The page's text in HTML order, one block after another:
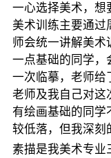
一心选择美术，想
美术训练主要通过
师会统一讲解美术
一点基础的同学，
一次临摹，老师给
老师及我自己对这
有绘画基础的同学
较低落，但我深刻
素描是我美术专业